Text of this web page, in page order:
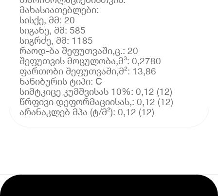
მახასიათებლები:
სისქე, მმ: 20
სიგანე, მმ: 585
სიგრძე, მმ: 1185
რაოდ-ბა შეფუთვაში,ც.: 20
შეფუთვის მოცულობა,მ³: 0,2780
ფართობი შეფუთვაში,მ²: 13,86
ნაწიბურის ტიპი: C
სიმტკიცე კუმშვისას 10%: 0,12 (12)
წრფივი დეფორმაციისას,: 0,12 (12)
არანაკლებ მპა (ტ/მ²): 0,12 (12)